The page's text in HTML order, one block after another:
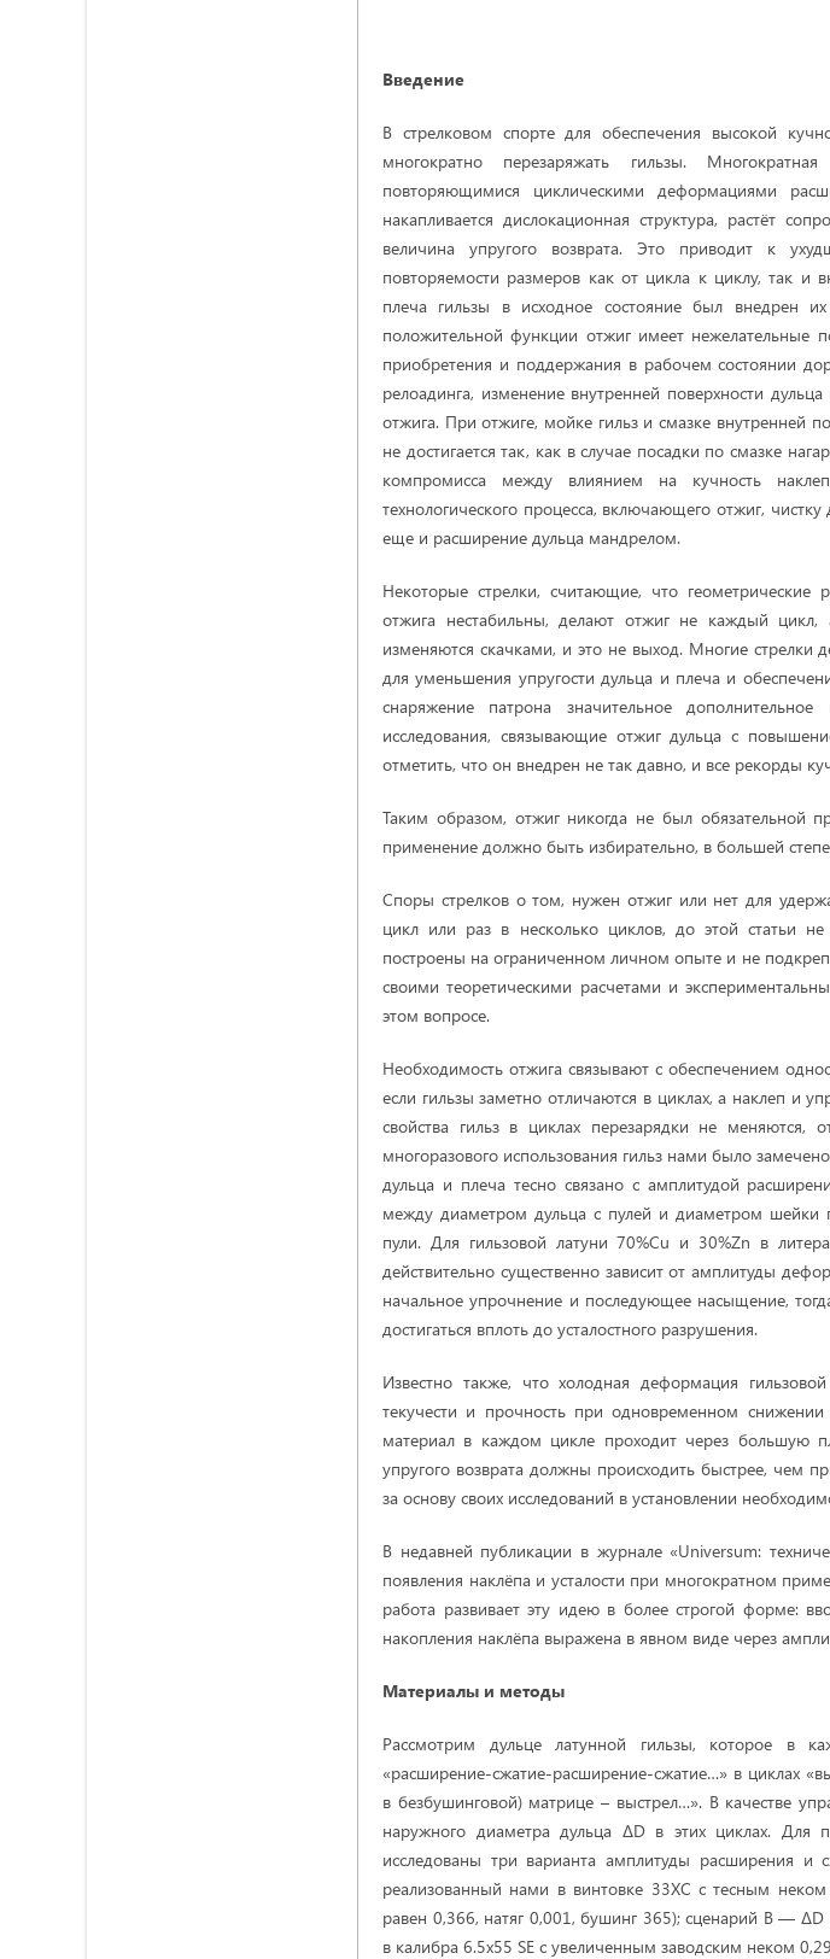
Введение
В стрелковом спорте для обеспечения высокой
многократно перезаряжать гильзы.
повторяющимися циклическими деформациями
накапливается дислокационная структура, растёт
величина упругого возврата. Это приводит к
повторяемости размеров как от цикла к циклу, так и
плеча гильзы в исходное состояние был внедрен
положительной функции отжиг имеет нежелательные
приобретения и поддержания в рабочем состоянии
релоадинга, изменение внутренней поверхности
отжига. При отжиге, мойке гильз и смазке внутренней
не достигается так, как в случае посадки по смазке
компромисса между влиянием на кучность
технологического процесса, включающего отжиг,
еще и расширение дульца мандрелом.
Некоторые стрелки, считающие, что
отжига нестабильны, делают отжиг не каждый
изменяются скачками, и это не выход. Многие
для уменьшения упругости дульца и плеча и
снаряжение патрона значительное
исследования, связывающие отжиг дульца с
отметить, что он внедрен не так давно, и все рекорды
Таким образом, отжиг никогда не был обязательной
применение должно быть избирательно, в большей
Споры стрелков о том, нужен отжиг или нет для
цикл или раз в несколько циклов, до этой статьи
построены на ограниченном личном опыте и не
своими теоретическими расчетами и
этом вопросе.
Необходимость отжига связывают с обеспечением
если гильзы заметно отличаются в циклах, а наклеп и
свойства гильз в циклах перезарядки не меняются,
многоразового использования гильз нами было
дульца и плеча тесно связано с амплитудой
между диаметром дульца с пулей и диаметром шейки
пули. Для гильзовой латуни 70%Cu и 30%Zn в
действительно существенно зависит от амплитуды
начальное упрочнение и последующее насыщение,
достигаться вплоть до усталостного разрушения.
Известно также, что холодная деформация
текучести и прочность при одновременном
материал в каждом цикле проходит через большую
упругого возврата должны происходить быстрее, чем
за основу своих исследований в установлении
В недавней публикации в журнале «Universum:
появления наклёпа и усталости при многократном
работа развивает эту идею в более строгой форме:
накопления наклёпа выражена в явном виде через
Материалы и методы
Рассмотрим дульце латунной гильзы, которое в
«расширение-сжатие-расширение-сжатие…» в циклах
в безбушинговой) матрице – выстрел…». В качестве
наружного диаметра дульца ΔD в этих циклах. Для
исследованы три варианта амплитуды расширения
реализованный нами в винтовке 33ХС с тесным
равен 0,366, натяг 0,001, бушинг 365); сценарий B —
в калибра 6.5х55 SE с увеличенным заводским неком